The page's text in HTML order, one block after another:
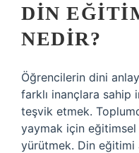
DIN
NEDIR?
Öğrencilerin dini
farklı inançlara sahip
teşvik etmek.
yaymak için eğitimsel
yürütmek. Din eğitimi